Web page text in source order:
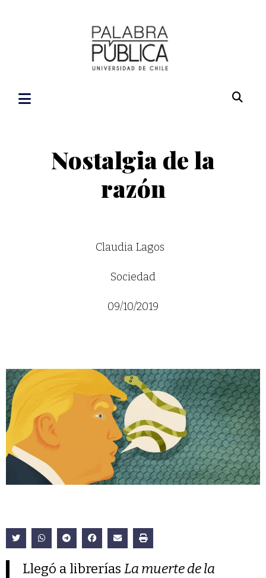
Nostalgia de la
razón
Claudia Lagos
Sociedad
09/10/2019
Llegó a libreríasLa muerte de la